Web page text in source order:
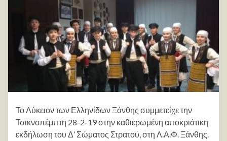
Το Λύκειον των Ελληνίδων Ξάνθης συμμετείχε την
Τσικνοπέμπτη 28-2-19 στην καθιερωμένη αποκριάτικη
εκδήλωση του Δ’ Σώματος Στρατού, στη Λ.Α.Φ. Ξάνθης.